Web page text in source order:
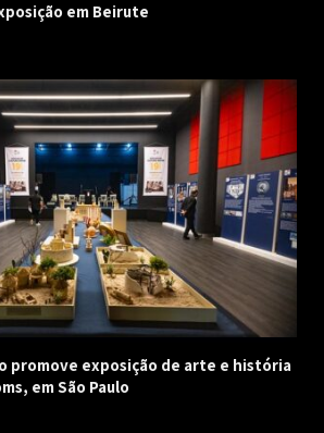
em Beirute
promove exposição de arte e história
em São Paulo